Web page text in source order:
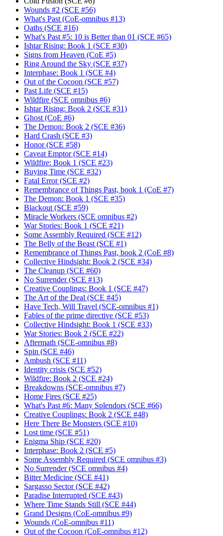
Wounds #2 (SCE #56)
What's Past (CoE-omnibus #13)
Oaths (SCE #16)
What's Past #5: 10 is Better than 01 (SCE #65)
Ishtar Rising: Book 1 (SCE #30)
Signs from Heaven (CoE #5)
Ring Around the Sky (SCE #37)
Interphase: Book 1 (SCE #4)
Out of the Cocoon (SCE #57)
Past Life (SCE #15)
Wildfire (SCE omnibus #6)
Ishtar Rising: Book 2 (SCE #31)
Ghost (CoE #6)
The Demon: Book 2 (SCE #36)
Hard Crash (SCE #3)
Honor (SCE #58)
Caveat Emptor (SCE #14)
Wildfire: Book 1 (SCE #23)
Buying Time (SCE #32)
Fatal Error (SCE #2)
Remembrance of Things Past, book 1 (CoE #7)
The Demon: Book 1 (SCE #35)
Blackout (SCE #59)
Miracle Workers (SCE omnibus #2)
War Stories: Book 1 (SCE #21)
Some Assembly Required (SCE #12)
The Belly of the Beast (SCE #1)
Remembrance of Things Past, book 2 (CoE #8)
Collective Hindsight: Book 2 (SCE #34)
The Cleanup (SCE #60)
No Surrender (SCE #13)
Creative Couplings: Book 1 (SCE #47)
The Art of the Deal (SCE #45)
Have Tech, Will Travel (SCE-omnibus #1)
Fables of the prime directive (SCE #53)
Collective Hindsight: Book 1 (SCE #33)
War Stories: Book 2 (SCE #22)
Aftermath (SCE-omnibus #8)
Spin (SCE #46)
Ambush (SCE #11)
Identity crisis (SCE #52)
Wildfire: Book 2 (SCE #24)
Breakdowns (SCE-omnibus #7)
Home Fires (SCE #25)
What's Past #6: Many Splendors (SCE #66)
Creative Couplings: Book 2 (SCE #48)
Here There Be Monsters (SCE #10)
Lost time (SCE #51)
Enigma Ship (SCE #20)
Interphase: Book 2 (SCE #5)
Some Assembly Required (SCE omnibus #3)
No Surrender (SCE omnibus #4)
Bitter Medicine (SCE #41)
Sargasso Sector (SCE #42)
Paradise Interrupted (SCE #43)
Where Time Stands Still (SCE #44)
Grand Designs (CoE-omnibus #9)
Wounds (CoE-omnibus #11)
Out of the Cocoon (CoE-omnibus #12)